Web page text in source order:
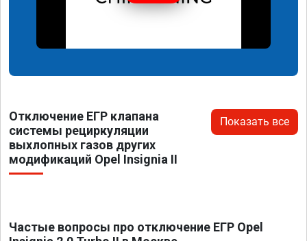
Отключение ЕГР клапана
системы рециркуляции
выхлопных газов других
модификаций Opel Insignia II
Показать все
Частые вопросы про отключение ЕГР Opel